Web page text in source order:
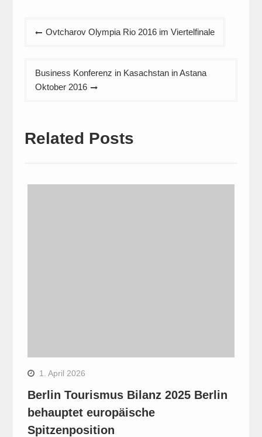
Beitragsnavigation
Ovtcharov Olympia Rio 2016 im Viertelfinale
Business Konferenz in Kasachstan in Astana
Oktober 2016
Related Posts
1. April 2026
Berlin Tourismus Bilanz 2025 Berlin
behauptet europäische
Spitzenposition